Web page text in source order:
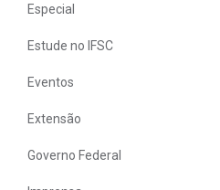
Especial
Estude no IFSC
Eventos
Extensão
Governo Federal